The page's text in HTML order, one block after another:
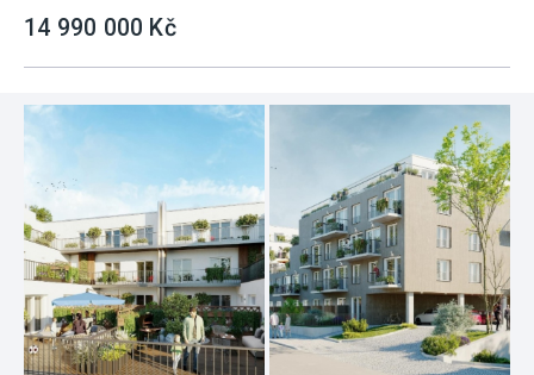
14 990 000 Kč